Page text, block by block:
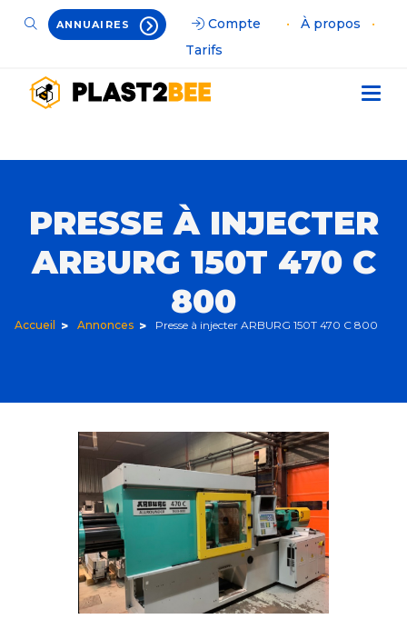
ANNUAIRES Compte • À propos
•
Tarifs
PRESSE À INJECTER
ARBURG 150T 470 C
800
Accueil Annonces Presse à injecter ARBURG 150T 470 C 800